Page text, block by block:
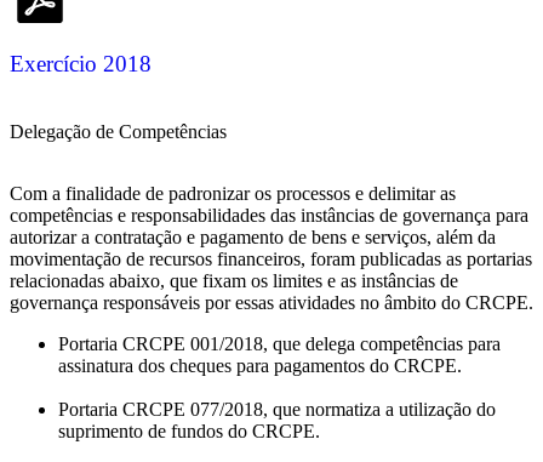
Exercício 2018
Delegação de Competências
Com a finalidade de padronizar os processos e delimitar as
competências e responsabilidades das instâncias de governança para
autorizar a contratação e pagamento de bens e serviços, além da
movimentação de recursos financeiros, foram publicadas as portarias
relacionadas abaixo, que fixam os limites e as instâncias de
governança responsáveis por essas atividades no âmbito do CRCPE.
Portaria CRCPE 001/2018, que delega competências para
assinatura dos cheques para pagamentos do CRCPE.
Portaria CRCPE 077/2018, que normatiza a utilização do
suprimento de fundos do CRCPE.